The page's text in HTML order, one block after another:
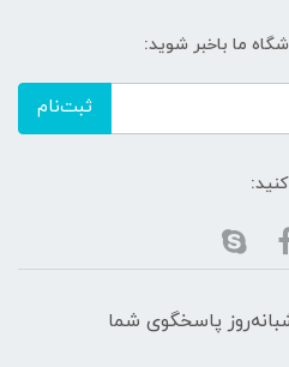
ما باخبر شوید:
ثبت‌نام
، ۲۴ ساعت شبانه‌روز پاسخگوی شما